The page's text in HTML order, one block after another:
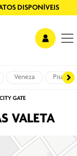
DISPONÍVEIS
Veneza Pisa
GATE
VALETA